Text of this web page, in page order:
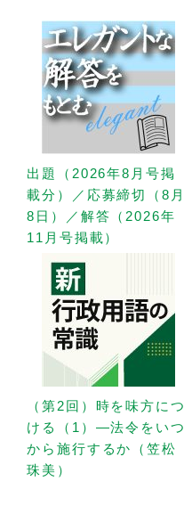
出題（2026年8月号掲
載分）／応募締切（8月
8日）／解答（2026年
11月号掲載）
（第2回）時を味方につ
ける（1）—法令をいつ
から施行するか（笠松
珠美）